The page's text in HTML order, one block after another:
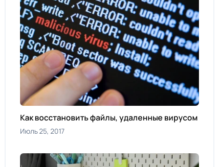
Как восстановить файлы, удаленные вирусом
Июль 25, 2017